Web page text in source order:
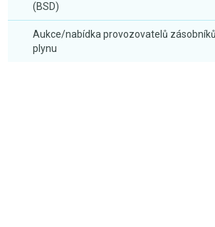
(BSD)
Aukce/nabídka provozovatelů zásobníků
plynu